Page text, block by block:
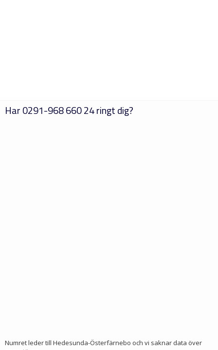
Har0291-968 660 24ringt dig?
Numret leder till Hedesunda-Österfärnebo och vi saknar data över